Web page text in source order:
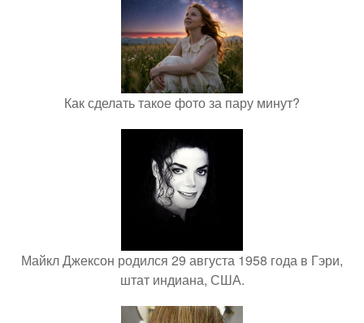
Как сделать такое фото за пару минут?
Майкл Джексон родился 29 августа 1958 года в Гэри,
штат индиана, США.